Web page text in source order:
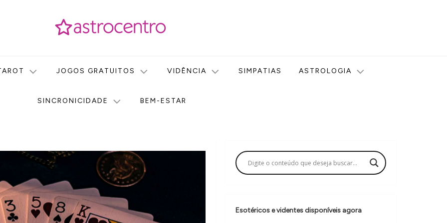
JOGOS GRATUITOS VIDÊNCIA SIMPATIAS ASTROLOGIA
SINCRONICIDADE BEM-ESTAR
Esotéricos e videntes disponíveis agora